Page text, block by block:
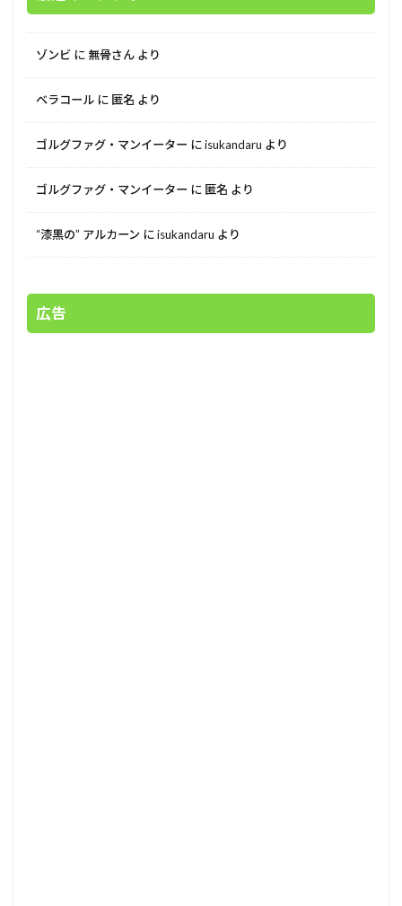
ゾンビ に 無骨さん より
ベラコール に 匿名 より
ゴルグファグ・マンイーター にisukandaru より
ゴルグファグ・マンイーター に 匿名 より
“漆黒の” アルカーン にisukandaru より
広告